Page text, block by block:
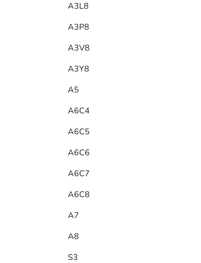
A3L8
A3P8
A3V8
A3Y8
A5
A6C4
A6C5
A6C6
A6C7
A6C8
A7
A8
S3